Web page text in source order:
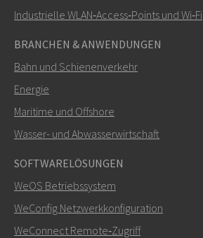
Industrielle WLAN‑Access‑Points und Wi‑Fi
BRANCHEN & ANWENDUNGEN
Bahn und Schienenverkehr
Energie
Maritime und Offshore
Wasser- und Abwasserwirtschaft
SOFTWARELÖSUNGEN
WeOS Betriebssystem
WeConfig Netzwerkkonfiguration
WeConnect Remote‑Zugriff